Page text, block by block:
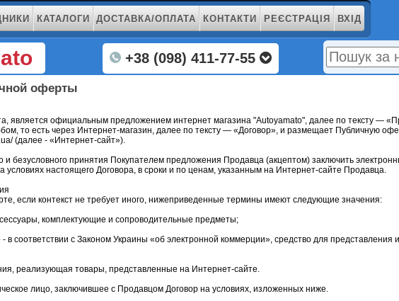
КАТАЛОГИ ДОСТАВКА/ОПЛАТА КОНТАКТИ РЕЄСТРАЦІЯ ВХІД
+38 (098) 411-77-55
оферты
является официальным предложением интернет магазина "Autoyamato", далее по тексту —
то есть через Интернет-магазин, далее по тексту — «Договор», и размещает Публичную
(далее - «Интернет-сайт»).
и безусловного принятия Покупателем предложения Продавца (акцептом) заключить
условиях настоящего Договора, в сроки и по ценам, указанным на Интернет-сайте Продавца.
если контекст не требует иного, нижеприведенные термины имеют следующие значения:
комплектующие и сопроводительные предметы;
в соответствии с Законом Украины «об электронной коммерции», средство для
реализующая товары, представленные на Интернет-сайте.
лицо, заключившее с Продавцом Договор на условиях, изложенных ниже.